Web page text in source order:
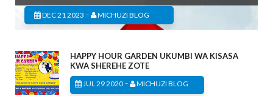
DEC 21 2023 - MICHUZI BLOG
HAPPY HOUR GARDEN UKUMBI WA KISASA
KWA SHEREHE ZOTE
JUL 29 2020 - MICHUZI BLOG